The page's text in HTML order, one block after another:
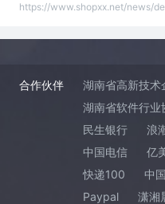
https://www.shopxx.net/news/
合作伙伴
湖南省高新技术
湖南省软件行业
民生银行
浪
中国电信
亿
快递100
中
Paypal
潇湘